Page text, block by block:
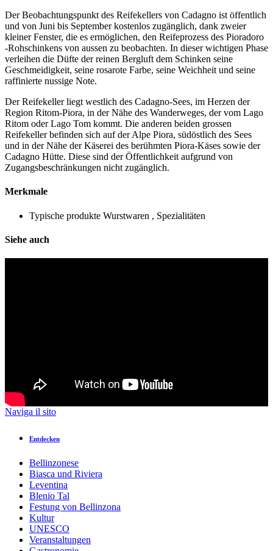
Der Beobachtungspunkt des Reifekellers von Cadagno ist öffentlich
und von Juni bis September kostenlos zugänglich, dank zweier
kleiner Fenster, die es ermöglichen, den Reifeprozess des Pioradoro
-Rohschinkens von aussen zu beobachten. In dieser wichtigen Phase
verleihen die Düfte der reinen Bergluft dem Schinken seine
Geschmeidigkeit, seine rosarote Farbe, seine Weichheit und seine
raffinierte nussige Note.
Der Reifekeller liegt westlich des Cadagno-Sees, im Herzen der
Region Ritom-Piora, in der Nähe des Wanderweges, der vom Lago
Ritom oder Lago Tom kommt. Die anderen beiden grossen
Reifekeller befinden sich auf der Alpe Piora, südöstlich des Sees
und in der Nähe der Käserei des berühmten Piora-Käses sowie der
Cadagno Hütte. Diese sind der Öffentlichkeit aufgrund von
Zugangsbeschränkungen nicht zugänglich.
Merkmale
Typische produkte Wurstwaren , Spezialitäten
Siehe auch
Naviga il sito
Entdecken
Bellinzonese
Biasca und Riviera
Leventina
Blenio Tal
Festung von Bellinzona
Kultur
UNESCO
Veranstaltungen